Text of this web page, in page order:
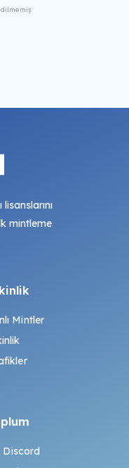
mintleme
Mintler
Discord